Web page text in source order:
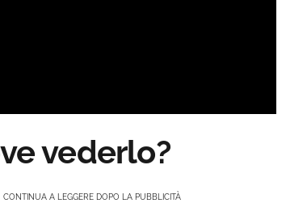
vederlo?
CONTINUA A LEGGERE DOPO LA PUBBLICITÀ